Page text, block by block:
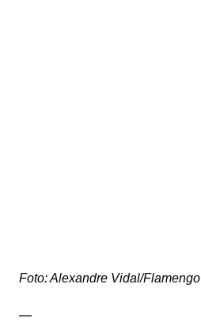
Foto: Alexandre Vidal/Flamengo
—